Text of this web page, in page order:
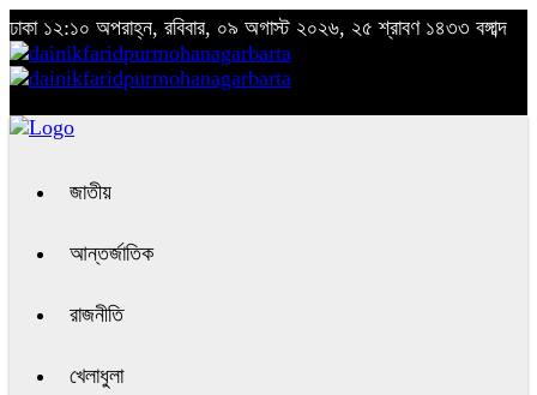
ঢাকা ১২:১০ অপরাহ্ন, রবিবার, ০৯ অগাস্ট ২০২৬, ২৫ শ্রাবণ ১৪৩৩ বঙ্গাব্দ
জাতীয়
আন্তর্জাতিক
রাজনীতি
খেলাধুলা